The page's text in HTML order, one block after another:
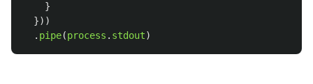
}
}))
. pipe(process . stdout)